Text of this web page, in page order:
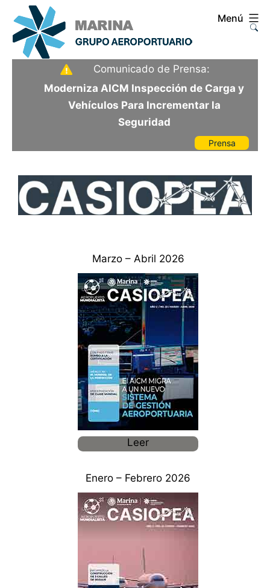
Saltar
al
contenido
Aeropuerto
Internacional
de
Menú
Comunicado de Prensa:
Moderniza AICM Inspección de Carga y
Vehículos Para Incrementar la
Seguridad
Prensa
Marzo – Abril 2026
Leer
Enero – Febrero 2026